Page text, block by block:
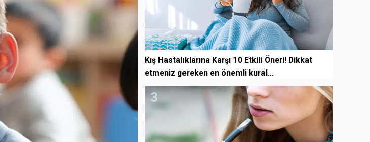
Kış Hastalıklarına Karşı 10 Etkili Öneri! Dikkat
etmeniz gereken en önemli kural...
3